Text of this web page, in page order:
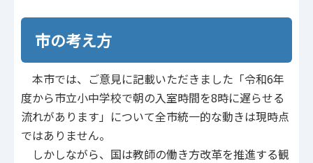
市の考え方
本市では、ご意見に記載いただきました「令和6年
度から市立小中学校で朝の入室時間を8時に遅らせる
流れがあります」について全市統一的な動きは現時点
ではありません。
しかしながら、国は教師の働き方改革を推進する観